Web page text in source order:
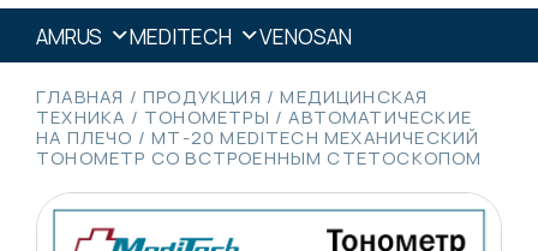
AMRUS MEDITECH VENOSAN
ГЛАВНАЯ / ПРОДУКЦИЯ /МЕДИЦИНСКАЯ
ТЕХНИКА / ТОНОМЕТРЫ / АВТОМАТИЧЕСКИЕ
НА ПЛЕЧО /МТ-20 MEDITECH МЕХАНИЧЕСКИЙ
ТОНОМЕТР СО ВСТРОЕННЫМ СТЕТОСКОПОМ